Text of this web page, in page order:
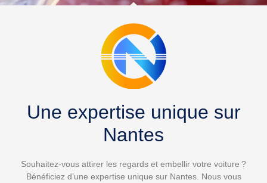
Une expertise unique sur
Nantes
Souhaitez-vous attirer les regards et embellir votre voiture ?
Bénéficiez d’une expertise unique sur Nantes. Nous vous